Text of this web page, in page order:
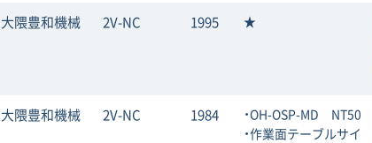
大隈豊和機械 2V-NC 1995 ★
大隈豊和機械 2V-NC 1984
・OH-OSP-MD NT50
・作業面テーブルサイ